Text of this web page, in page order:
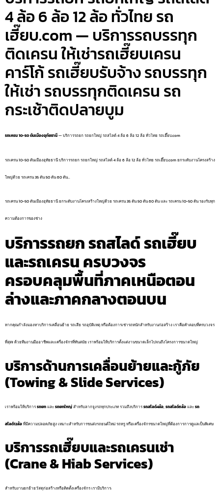
4 ล้อ 6 ล้อ 12 ล้อ ทั่วไทย รถ
เฮี๊ยบ.com — บริการรถบรรทุก
ติดเครน ให้เช่ารถเฮี๊ยบเครน
คาร์โก้ รถเฮี๊ยบรับจ้าง รถบรรทุก
ให้เช่า รถบรรทุกติดเครน รถ
กระเช้าติดปลายบูม
รถเครน 10-50 ตันเมืองอุทัยธานี— บริการรถยก รถยกใหญ่ รถสไลด์ 4 ล้อ 6 ล้อ 12 ล้อ ทั่วไทย รถเฮี๊ยบ.com
รถเครน 10-50 ตันเมืองอุทัยธานี บริการรถยก รถยกใหญ่ รถสไลด์ 4 ล้อ 6 ล้อ 12 ล้อ ทั่วไทย รถเฮี๊ยบ.com ยกระดับงานโครงสร้าง
ใหญ่ด้วย รถเครน 35 ตัน 50 ตัน 60 ตัน…
รถเครน 10-50 ตันเมืองอุทัยธานี ยกระดับงานโครงสร้างใหญ่ด้วย รถเครน 35 ตัน 50 ตัน 60 ตัน และ รถเครน 10-50 ตัน รองรับทุก
ความต้องการของช่าง
บริการรถยก รถสไลด์ รถเฮี๊ยบ
และรถเครน ครบวงจร
ครอบคลุมพื้นที่ภาคเหนือตอน
ล่างและภาคกลางตอนบน
หากคุณกำลังมองหาบริการเคลื่อนย้าย รถเสีย รถอุบัติเหตุ หรือต้องการเช่ารถหนักสำหรับงานก่อสร้าง เราคือคำตอบที่ครบวงจร
ที่สุด! ด้วยทีมงานมืออาชีพและเครื่องจักรที่ทันสมัย เราพร้อมให้บริการตั้งแต่งานขนาดเล็กไปจนถึงโครงการขนาดใหญ่
บริการด้านการเคลื่อนย้ายและกู้ภัย
(Towing & Slide Services)
เราพร้อมให้บริการรถยกและรถยกใหญ่สำหรับลากจูงรถทุกประเภท รวมถึงบริการรถสไลด์4ล้อ,รถสไลด์6ล้อและรถ
สไลด์12ล้อที่มีความปลอดภัยสูง เหมาะสำหรับการขนส่งรถยนต์ใหม่ รถหรู หรือเครื่องจักรขนาดใหญ่ที่ต้องการการดูแลเป็นพิเศษ
บริการรถเฮี๊ยบและรถเครนเช่า
(Crane & Hiab Services)
สำหรับงานยกย้ายวัสดุก่อสร้างหรือติดตั้งเครื่องจักร เรามีบริการ: